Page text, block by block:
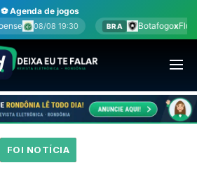
⚽ Agenda de jogos
BRA BotafogoxFluminense 08/08 20:00
FOI NOTÍCIA